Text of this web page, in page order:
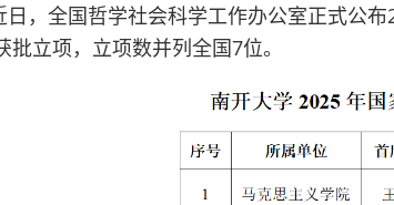
日，全国哲学社会科学工作办公室正式公
批立项，立项数并列全国7位。